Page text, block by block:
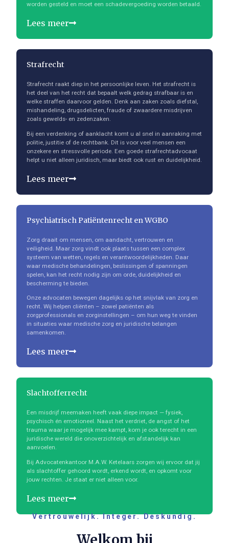
worden gesteld en moet een schadevergoeding worden betaald.
Lees meer
Strafrecht
Strafrecht raakt diep in het persoonlijke leven. Het strafrecht is
het deel van het recht dat bepaalt welk gedrag strafbaar is en
welke straffen daarvoor gelden. Denk aan zaken zoals diefstal,
mishandeling, drugsdelicten, fraude of zwaardere misdrijven
zoals gewelds- en zedenzaken.
Bij een verdenking of aanklacht komt u al snel in aanraking met
politie, justitie of de rechtbank. Dit is voor veel mensen een
onzekere en stressvolle periode. Een goede strafrechtadvocaat
helpt u niet alleen juridisch, maar biedt ook rust en duidelijkheid.
Lees meer
Psychiatrisch Patiëntenrecht en WGBO
Zorg draait om mensen, om aandacht, vertrouwen en
veiligheid. Maar zorg vindt ook plaats tussen een complex
systeem van wetten, regels en verantwoordelijkheden. Daar
waar medische behandelingen, beslissingen of spanningen
spelen, kan het recht nodig zijn om orde, duidelijkheid en
bescherming te bieden.
Onze advocaten bewegen dagelijks op het snijvlak van zorg en
recht. Wij helpen cliënten – zowel patiënten als
zorgprofessionals en zorginstellingen – om hun weg te vinden
in situaties waar medische zorg en juridische belangen
samenkomen.
Lees meer
Slachtofferrecht
Een misdrijf meemaken heeft vaak diepe impact — fysiek,
psychisch én emotioneel. Naast het verdriet, de angst of het
trauma waar je mogelijk mee kampt, kom je ook terecht in een
juridische wereld die onoverzichtelijk en afstandelijk kan
aanvoelen.
Bij Advocatenkantoor M.A.W. Ketelaars zorgen wij ervoor dat jij
als slachtoffer gehoord wordt, erkend wordt, en opkomt voor
jouw rechten. Je staat er niet alleen voor.
Lees meer
Vertrouwelijk. Integer. Deskundig.